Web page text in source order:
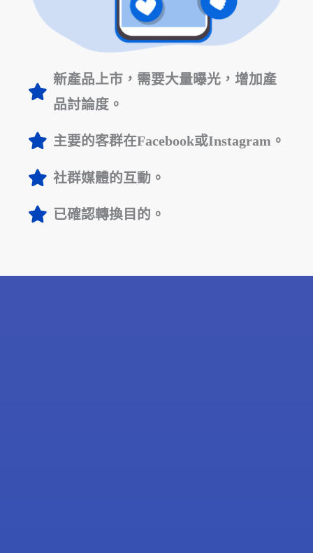
新產品上市，需要大量曝光，增加產
品討論度。
主要的客群在Facebook或Instagram。
社群媒體的互動。
已確認轉換目的。